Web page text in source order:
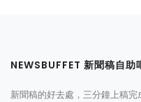
NEWSBUFFET 新聞稿自助
新聞稿的好去處，三分鐘上稿完